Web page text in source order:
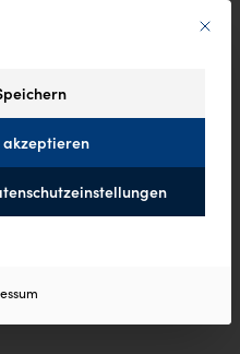
Mit
werden.
akzeptieren